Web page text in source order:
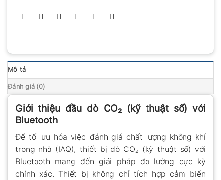
Mô tả
Đánh giá (0)
Giới thiệu đầu dò CO₂ (kỹ thuật số) với
Bluetooth
Để tối ưu hóa việc đánh giá chất lượng không khí
trong nhà (IAQ), thiết bị dò CO₂ (kỹ thuật số) với
Bluetooth mang đến giải pháp đo lường cực kỳ
chính xác. Thiết bị không chỉ tích hợp cảm biến